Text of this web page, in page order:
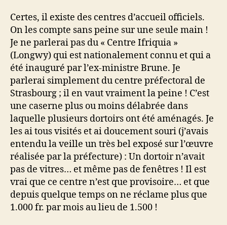
Certes, il existe des centres d’accueil officiels.
On les compte sans peine sur une seule main !
Je ne parlerai pas du « Centre Ifriquia »
(Longwy) qui est nationalement connu et qui a
été inauguré par l’ex-ministre Brune. Je
parlerai simplement du centre préfectoral de
Strasbourg ; il en vaut vraiment la peine ! C’est
une caserne plus ou moins délabrée dans
laquelle plusieurs dortoirs ont été aménagés. Je
les ai tous visités et ai doucement souri (j’avais
entendu la veille un très bel exposé sur l’œuvre
réalisée par la préfecture) : Un dortoir n’avait
pas de vitres… et même pas de fenêtres ! Il est
vrai que ce centre n’est que provisoire… et que
depuis quelque temps on ne réclame plus que
1.000 fr. par mois au lieu de 1.500 !